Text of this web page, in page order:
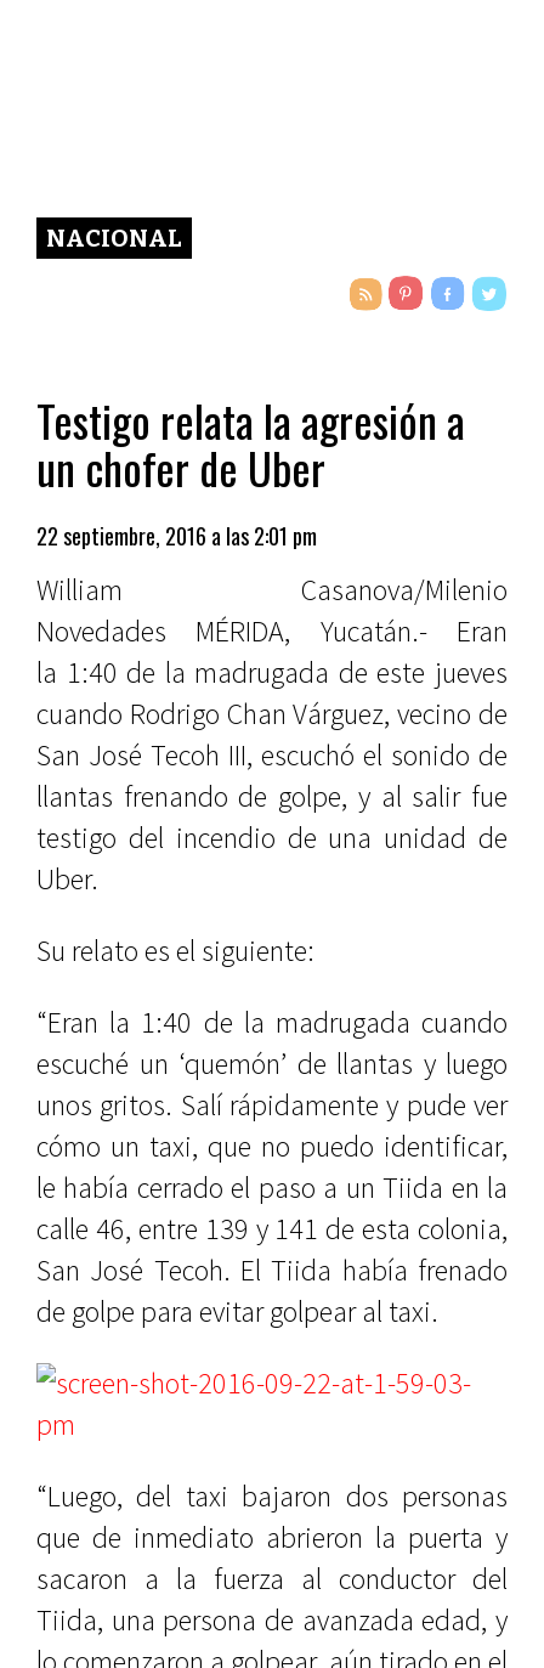
NACIONAL
Testigo relata la agresión a
un chofer de Uber
22 septiembre, 2016 a las 2:01 pm
William Casanova/Milenio
Novedades MÉRIDA, Yucatán.- Eran
la 1:40 de la madrugada de este jueves
cuando Rodrigo Chan Várguez, vecino de
San José Tecoh III, escuchó el sonido de
llantas frenando de golpe, y al salir fue
testigo del incendio de una unidad de
Uber.
Su relato es el siguiente:
“Eran la 1:40 de la madrugada cuando
escuché un ‘quemón’ de llantas y luego
unos gritos. Salí rápidamente y pude ver
cómo un taxi, que no puedo identificar,
le había cerrado el paso a un Tiida en la
calle 46, entre 139 y 141 de esta colonia,
San José Tecoh. El Tiida había frenado
de golpe para evitar golpear al taxi.
“Luego, del taxi bajaron dos personas
que de inmediato abrieron la puerta y
sacaron a la fuerza al conductor del
Tiida, una persona de avanzada edad, y